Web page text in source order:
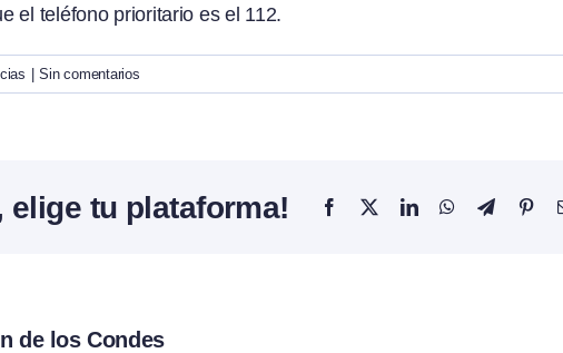
el teléfono prioritario es el 112.
Sin comentarios
elige tu plataforma! Facebook
X LinkedInWhatsApp
Telegram
de los Condes